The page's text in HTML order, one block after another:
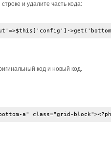
и удалите часть кода:
код и новый код.
a" class="grid-